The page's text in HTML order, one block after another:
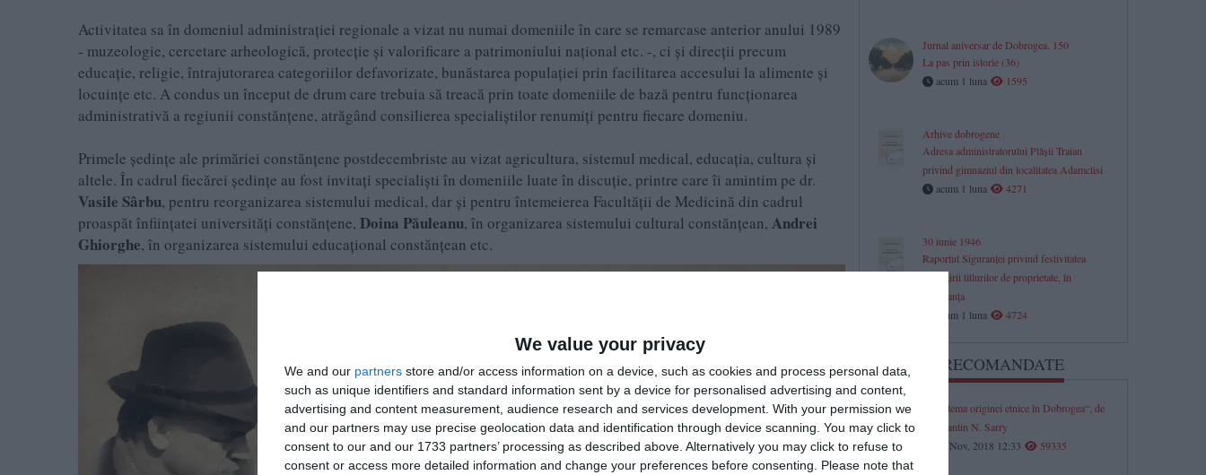
We value your privacy
We and our partners store and/or access information on a device, such as cookies and process personal data,
such as unique identifiers and standard information sent by a device for personalised advertising and content,
advertising and content measurement, audience research and services development. With your permission we
and our partners may use precise geolocation data and identification through device scanning. You may click to
consent to our and our 1733 partners’ processing as described above. Alternatively you may click to refuse to
consent or access more detailed information and change your preferences before consenting.
Please note that
Activitatea sa în domeniul administrației regionale a vizat nu numai domeniile în care se remarcase anterior anului 1989
- muzeologie, cercetare arheologică, protecție și valorificare a patrimoniului național etc. -, ci și direcții precum
educație, religie, întrajutorarea categoriilor defavorizate, bunăstarea populației prin facilitarea accesului la alimente și
locuințe etc. A condus un început de drum care trebuia să treacă prin toate domeniile de bază pentru funcționarea
administrativă a regiunii constănțene, atrăgând consilierea specialiștilor renumiți pentru fiecare domeniu.
Primele ședințe ale primăriei constănțene postdecembriste au vizat agricultura, sistemul medical, educația, cultura și
altele. În cadrul fiecărei ședințe au fost invitați specialiști în domeniile luate în discuție, printre care îi amintim pe dr.
Vasile Sârbu, pentru reorganizarea sistemului medical, dar și pentru întemeierea Facultății de Medicină din cadrul
proaspăt înființatei universități constănțene, Doina Păuleanu, în organizarea sistemului cultural constănțean, Andrei
Ghiorghe, în organizarea sistemului educațional constănțean etc.
Jurnal aniversar de Dobrogea. 150
La pas prin istorie (36)
acum 1 luna
1595
Arhive dobrogene
Adresa administratorului Plăşii Traian
privind gimnaziul din localitatea Adamclisi
acum 1 luna
4271
30 iunie 1946
Raportul Siguranței privind festivitatea
împărțirii titlurilor de proprietate, în
Constanța
acum 1 luna
4724
ARTICOLE RECOMANDATE
„Problema originei etnice în Dobrogea“, de
Constantin N. Sarry
09 Nov, 2018 12:33
59335